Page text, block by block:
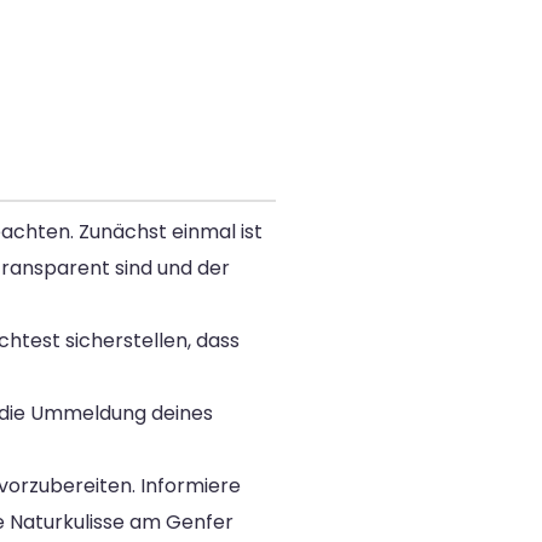
Zunächst einmal ist
sind und der
sicherstellen, dass
Ummeldung deines
Informiere
am Genfer